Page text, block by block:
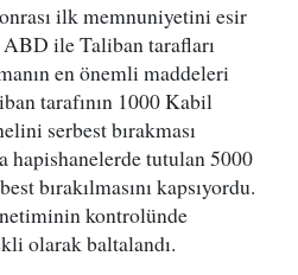
ilk memnuniyetini esir
ABD ile Taliban tarafları
en önemli maddeleri
tarafının 1000 Kabil
serbest bırakması
hapishanelerde tutulan 5000
bırakılmasını kapsıyordu.
kontrolünde
olarak baltalandı.